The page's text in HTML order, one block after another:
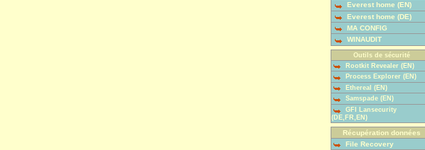
Everest home (EN)
Everest home (DE)
MA CONFIG
WINAUDIT
Outils de sécurité
Rootkit Revealer (EN)
Process Explorer (EN)
Ethereal (EN)
Samspade (EN)
GFI Lansecurity
(DE,FR,EN)
Récupération données
File Recovery